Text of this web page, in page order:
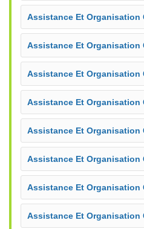
Assistance Et Organisation
Assistance Et Organisation
Assistance Et Organisation
Assistance Et Organisation
Assistance Et Organisation
Assistance Et Organisation
Assistance Et Organisation
Assistance Et Organisation